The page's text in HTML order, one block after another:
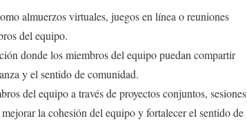
almuerzos virtuales, juegos en línea o reuniones
del equipo.
donde los miembros del equipo puedan compartir
y el sentido de comunidad.
del equipo a través de proyectos conjuntos, sesiones
la cohesión del equipo y fortalecer el sentido de